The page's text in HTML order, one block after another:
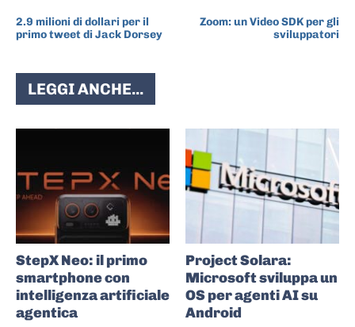
2.9 milioni di dollari per il
primo tweet di Jack Dorsey
Zoom: un Video SDK per gli
sviluppatori
LEGGI ANCHE...
StepX Neo: il primo
smartphone con
intelligenza artificiale
agentica
Project Solara:
Microsoft sviluppa un
OS per agenti AI su
Android